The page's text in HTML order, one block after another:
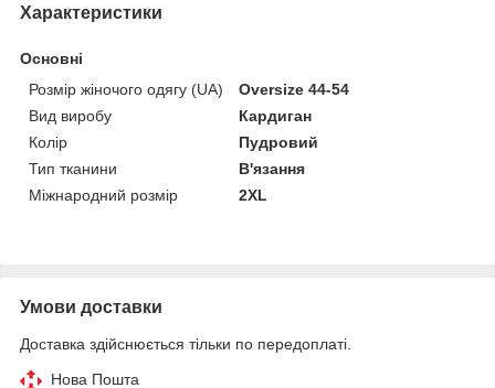
Характеристики
Основні
Розмір жіночого одягу (UA)
Oversize 44-54
Вид виробу
Кардиган
Колір
Пудровий
Тип тканини
В'язання
Міжнародний розмір
2XL
Умови доставки
Доставка здійснюється тільки по передоплаті.
Нова Пошта